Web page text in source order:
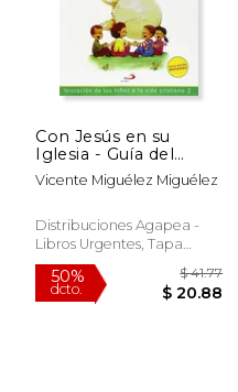
50%
dcto. $ 14.75
Con Jesús en su
Iglesia - Guía del
Catequista: Iniciación
de los Niños a la Vida
Proyecto Galilea
2000)
Vicente Miguélez Miguélez
Distribuciones Agapea -
Libros Urgentes, Tapa
Blanda, Nuevo